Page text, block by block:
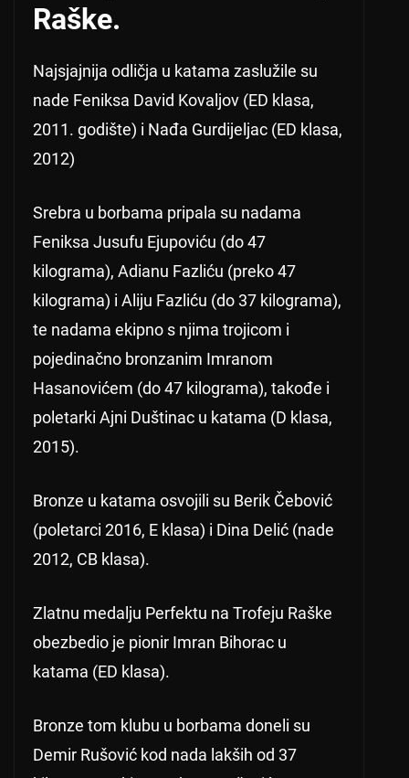
Raške.
Najsjajnija odličja u katama zaslužile su
nade Feniksa David Kovaljov (ED klasa,
2011. godište) i Nađa Gurdijeljac (ED klasa,
2012)
Srebra u borbama pripala su nadama
Feniksa Jusufu Ejupoviću (do 47
kilograma), Adianu Fazliću (preko 47
kilograma) i Aliju Fazliću (do 37 kilograma),
te nadama ekipno s njima trojicom i
pojedinačno bronzanim Imranom
Hasanovićem (do 47 kilograma), takođe i
poletarki Ajni Duštinac u katama (D klasa,
2015).
Bronze u katama osvojili su Berik Čebović
(poletarci 2016, E klasa) i Dina Delić (nade
2012, CB klasa).
Zlatnu medalju Perfektu na Trofeju Raške
obezbedio je pionir Imran Bihorac u
katama (ED klasa).
Bronze tom klubu u borbama doneli su
Demir Rušović kod nada lakših od 37